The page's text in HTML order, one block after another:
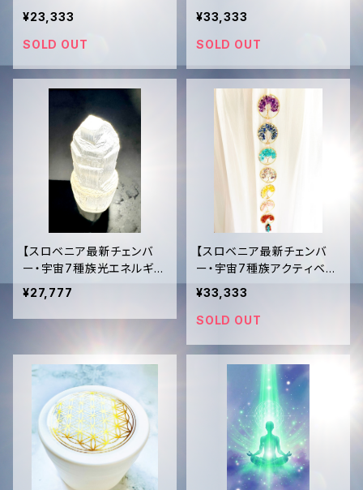
アクティベーション済✨高品
質グリーンフローライト水晶
（43.9g）
¥23,333
SOLD OUT
ション済】光のピラミッド・ヒ
マラヤンソルトランプ
¥33,333
SOLD OUT
【スロベニア最新チェンバ
ー・宇宙7種族光エネルギー
アクティベーション済】光の
柱・純白のセレナイトタワー
（201.7g）
¥27,777
【スロベニア最新チェンバ
ー・宇宙7種族アクティベー
ション済】7チャクラ・ツリー・
オブ・ライフ（生命の七つの
樹）クリスタルポータル
¥33,333
SOLD OUT